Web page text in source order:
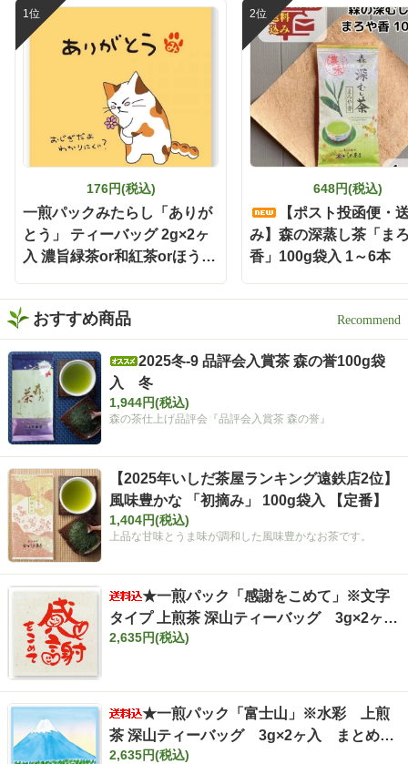
176円(税込)
一煎パックみたらし「ありが
とう」 ティーバッグ 2g×2ヶ
入 濃旨緑茶or和紅茶orほうじ
648円(税込)
【ポスト投函便・
み】森の深蒸し茶「ま
香」100g袋入 1～6本
おすすめ商品
2025冬-9 品評会入賞茶 森の誉100g袋
入 冬
1,944円(税込)
森の茶仕上げ品評会『品評会入賞茶 森の誉』
【2025年いしだ茶屋ランキング遠鉄店2位】
風味豊かな 「初摘み」 100g袋入 【定番】
1,404円(税込)
上品な甘味とうま味が調和した風味豊かなお茶です。
★一煎パック「感謝をこめて」※文字
タイプ 上煎茶 深山ティーバッグ 3g×2ヶ
入 まとめ買いセット【ポスト投函便・送料
2,635円(税込)
★一煎パック「富士山」※水彩 上煎
茶 深山ティーバッグ 3g×2ヶ入 まとめ買
いセット【ポスト投函便・送料込み】
2,635円(税込)